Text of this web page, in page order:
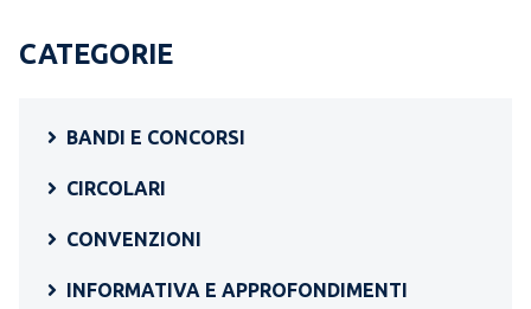
CATEGORIE
BANDI E CONCORSI
CIRCOLARI
CONVENZIONI
INFORMATIVA E APPROFONDIMENTI